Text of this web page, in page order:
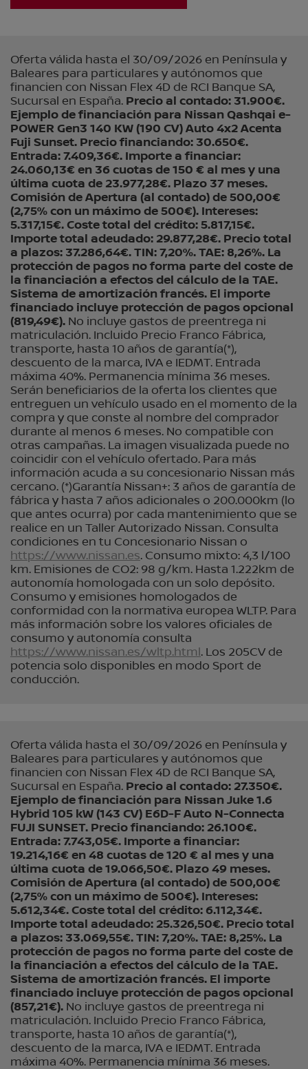
Oferta válida hasta el 30/09/2026 en Península y
Baleares para particulares y autónomos que
financien con Nissan Flex 4D de RCI Banque SA,
Sucursal en España. Precio al contado: 31.900€.
Ejemplo de financiación para Nissan Qashqai e-
POWER Gen3 140 KW (190 CV) Auto 4x2 Acenta
Fuji Sunset. Precio financiando: 30.650€.
Entrada: 7.409,36€. Importe a financiar:
24.060,13€ en 36 cuotas de 150 € al mes y una
última cuota de 23.977,28€. Plazo 37 meses.
Comisión de Apertura (al contado) de 500,00€
(2,75% con un máximo de 500€). Intereses:
5.317,15€. Coste total del crédito: 5.817,15€.
Importe total adeudado: 29.877,28€. Precio total
a plazos: 37.286,64€. TIN: 7,20%. TAE: 8,26%. La
protección de pagos no forma parte del coste de
la financiación a efectos del cálculo de la TAE.
Sistema de amortización francés. El importe
financiado incluye protección de pagos opcional
(819,49€). No incluye gastos de preentrega ni
matriculación. Incluido Precio Franco Fábrica,
transporte, hasta 10 años de garantía(*),
descuento de la marca, IVA e IEDMT. Entrada
máxima 40%. Permanencia mínima 36 meses.
Serán beneficiarios de la oferta los clientes que
entreguen un vehículo usado en el momento de la
compra y que conste al nombre del comprador
durante al menos 6 meses. No compatible con
otras campañas. La imagen visualizada puede no
coincidir con el vehículo ofertado. Para más
información acuda a su concesionario Nissan más
cercano. (*)Garantía Nissan+: 3 años de garantía de
fábrica y hasta 7 años adicionales o 200.000km (lo
que antes ocurra) por cada mantenimiento que se
realice en un Taller Autorizado Nissan. Consulta
condiciones en tu Concesionario Nissan o
https://www.nissan.es. Consumo mixto: 4,3 l/100
km. Emisiones de CO2: 98 g/km. Hasta 1.222km de
autonomía homologada con un solo depósito.
Consumo y emisiones homologados de
conformidad con la normativa europea WLTP. Para
más información sobre los valores oficiales de
consumo y autonomía consulta
https://www.nissan.es/wltp.html. Los 205CV de
potencia solo disponibles en modo Sport de
conducción.
Oferta válida hasta el 30/09/2026 en Península y
Baleares para particulares y autónomos que
financien con Nissan Flex 4D de RCI Banque SA,
Sucursal en España. Precio al contado: 27.350€.
Ejemplo de financiación para Nissan Juke 1.6
Hybrid 105 kW (143 CV) E6D-F Auto N-Connecta
FUJI SUNSET. Precio financiando: 26.100€.
Entrada: 7.743,05€. Importe a financiar:
19.214,16€ en 48 cuotas de 120 € al mes y una
última cuota de 19.066,50€. Plazo 49 meses.
Comisión de Apertura (al contado) de 500,00€
(2,75% con un máximo de 500€). Intereses:
5.612,34€. Coste total del crédito: 6.112,34€.
Importe total adeudado: 25.326,50€. Precio total
a plazos: 33.069,55€. TIN: 7,20%. TAE: 8,25%. La
protección de pagos no forma parte del coste de
la financiación a efectos del cálculo de la TAE.
Sistema de amortización francés. El importe
financiado incluye protección de pagos opcional
(857,21€). No incluye gastos de preentrega ni
matriculación. Incluido Precio Franco Fábrica,
transporte, hasta 10 años de garantía(*),
descuento de la marca, IVA e IEDMT. Entrada
máxima 40%. Permanencia mínima 36 meses.